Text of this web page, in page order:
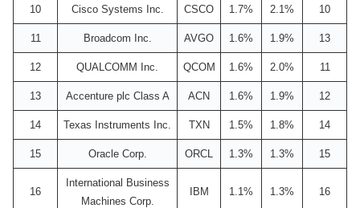
10 Cisco Systems Inc. CSCO 1.7% 2.1% 10
11 Broadcom Inc. AVGO 1.6% 1.9% 13
12 QUALCOMM Inc. QCOM 1.6% 2.0% 11
13 Accenture plc Class A ACN 1.6% 1.9% 12
14 Texas Instruments Inc. TXN 1.5% 1.8% 14
15 Oracle Corp. ORCL 1.3% 1.3% 15
16
International Business
Machines Corp.
IBM 1.1% 1.3% 16